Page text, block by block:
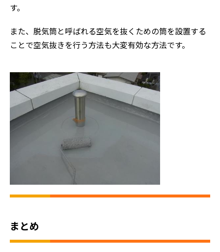
す。
また、脱気筒と呼ばれる空気を抜くための筒を設置する
ことで空気抜きを行う方法も大変有効な方法です。
まとめ